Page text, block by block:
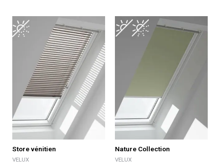
Store vénitien
VELUX
Nature Collection
VELUX